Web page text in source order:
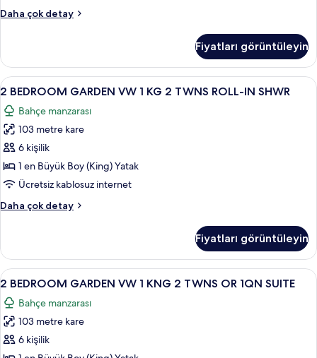
2
TWNS
1
QN
ACC
TUB
için
tüm
fotoğrafları
görün
Daha çok detay
2
1
KNG
2
TWNS
OR
QN
ACC
TUB
hakkında
daha
fazla
Fiyatları görüntüleyin
2
BEDROOM
GARDEN
VW
1
KG
2
ROLL-
için
tüm
fotoğrafları
görün
Odada kasa, güneşlik/perde, ütü/ütü
7
2 BEDROOM GARDEN VW 1 KG 2 TWNS ROLL-IN SHWR
Bahçe manzarası
103 metre kare
6 kişilik
1 en Büyük Boy (King) Yatak
Ücretsiz kablosuz internet
Daha çok detay
2
1
KG
2
TWNS
ROLL-
IN
SHWR
hakkında
Fiyatları görüntüleyin
2
BEDROOM
GARDEN
VW
1
Odada kasa, güneşlik/perde, ütü/ütü
8
2 BEDROOM GARDEN VW 1 KNG 2 TWNS OR 1QN SUITE
Bahçe manzarası
103 metre kare
6 kişilik